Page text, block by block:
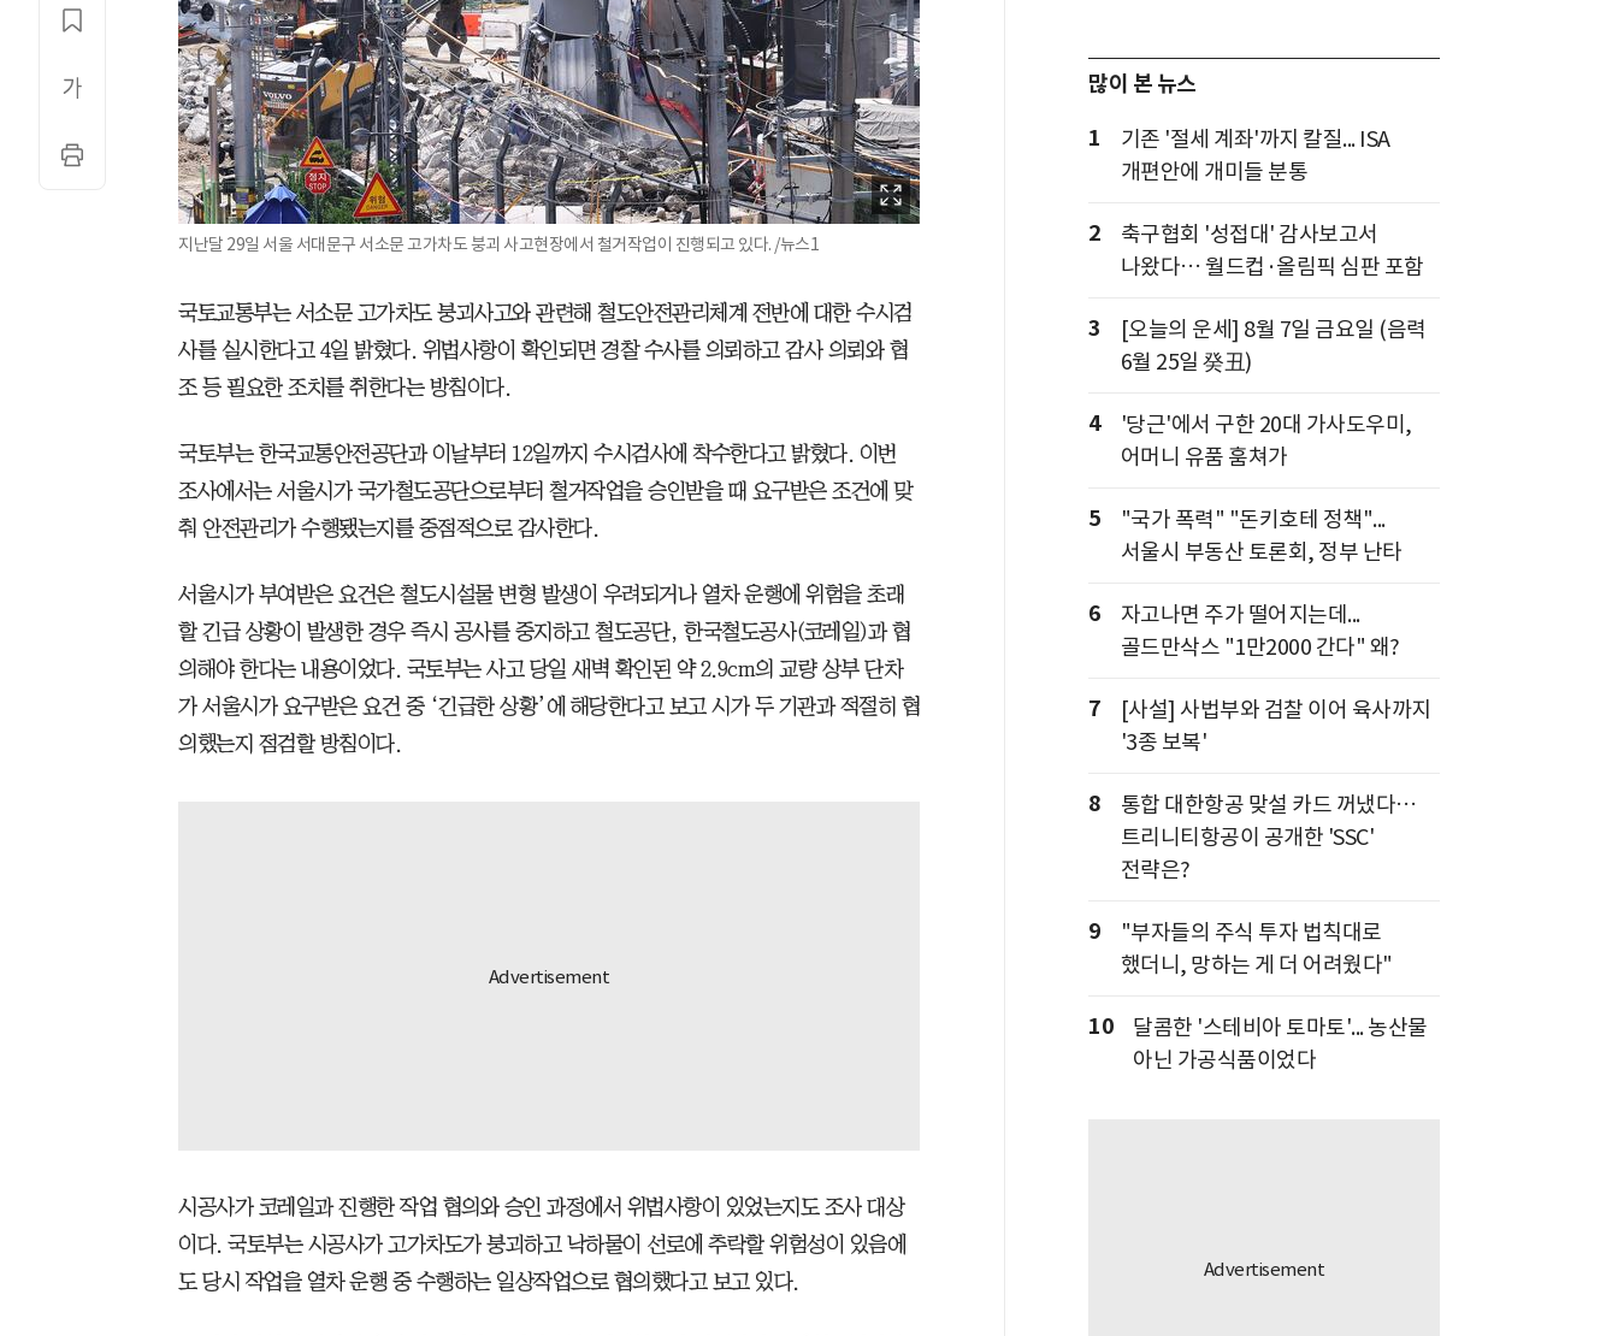
지난달 29일 서울 서대문구 서소문 고가차도 붕괴 사고현장에서 철거작업이 진행되고 있다. /뉴스1
국토교통부는 서소문 고가차도 붕괴사고와 관련해 철도안전관리체계 전반에 대한 수시검
사를 실시한다고 4일 밝혔다. 위법사항이 확인되면 경찰 수사를 의뢰하고 감사 의뢰와 협
조 등 필요한 조치를 취한다는 방침이다.
국토부는 한국교통안전공단과 이날부터 12일까지 수시검사에 착수한다고 밝혔다. 이번
조사에서는 서울시가 국가철도공단으로부터 철거작업을 승인받을 때 요구받은 조건에 맞
춰 안전관리가 수행됐는지를 중점적으로 감사한다.
서울시가 부여받은 요건은 철도시설물 변형 발생이 우려되거나 열차 운행에 위험을 초래
할 긴급 상황이 발생한 경우 즉시 공사를 중지하고 철도공단, 한국철도공사(코레일)과 협
의해야 한다는 내용이었다. 국토부는 사고 당일 새벽 확인된 약 2.9cm의 교량 상부 단차
가 서울시가 요구받은 요건 중 ‘긴급한 상황’에 해당한다고 보고 시가 두 기관과 적절히 협
의했는지 점검할 방침이다.
시공사가 코레일과 진행한 작업 협의와 승인 과정에서 위법사항이 있었는지도 조사 대상
이다. 국토부는 시공사가 고가차도가 붕괴하고 낙하물이 선로에 추락할 위험성이 있음에
도 당시 작업을 열차 운행 중 수행하는 일상작업으로 협의했다고 보고 있다.
많이 본 뉴스
1
기존 '절세 계좌'까지 칼질... ISA
개편안에 개미들 분통
2
축구협회 '성접대' 감사보고서
나왔다… 월드컵·올림픽 심판 포함
3
[오늘의 운세] 8월 7일 금요일 (음력
6월 25일 癸丑)
4
'당근'에서 구한 20대 가사도우미,
어머니 유품 훔쳐가
5
"국가 폭력" "돈키호테 정책"...
서울시 부동산 토론회, 정부 난타
6
자고나면 주가 떨어지는데...
골드만삭스 "1만2000 간다" 왜?
7
[사설] 사법부와 검찰 이어 육사까지
'3종 보복'
8
통합 대한항공 맞설 카드 꺼냈다…
트리니티항공이 공개한 'SSC'
전략은?
9
"부자들의 주식 투자 법칙대로
했더니, 망하는 게 더 어려웠다"
10
달콤한 '스테비아 토마토'... 농산물
아닌 가공식품이었다